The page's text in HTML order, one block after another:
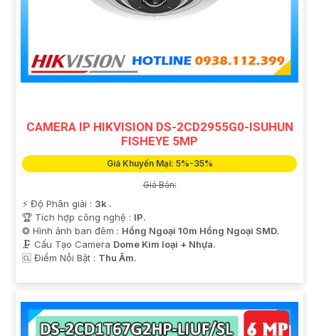
CAMERA IP HIKVISION DS-2CD2955G0-ISUHUN
FISHEYE 5MP
Giá Khuyến Mại: 5%-35%
Giá Bán:
️⚡ Độ Phân giải : 3k .
🏆 Tích hợp công nghệ : IP.
❂ Hình ảnh ban đêm : Hồng Ngoại 10m Hồng Ngoại SMD.
🗜️ Cấu Tạo Camera Dome Kim loại + Nhựa.
️🆑 Điểm Nỗi Bật : Thu Âm.